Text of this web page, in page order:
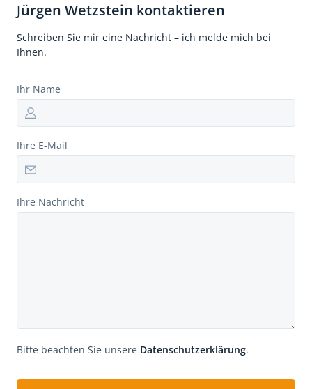
Jürgen Wetzstein kontaktieren
Schreiben Sie mir eine Nachricht – ich melde mich bei
Ihnen.
Ihr Name
Ihre E-Mail
Ihre Nachricht
Bitte beachten Sie unsere Datenschutzerklärung.